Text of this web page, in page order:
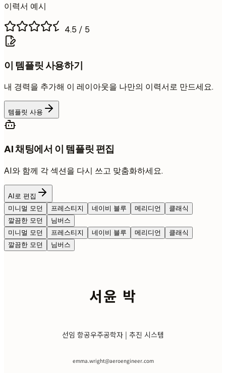
이력서 예시
4.5 / 5
이 템플릿 사용하기
내 경력을 추가해 이 레이아웃을 나만의 이력서로 만드세요.
템플릿 사용
AI 채팅에서 이 템플릿 편집
AI와 함께 각 섹션을 다시 쓰고 맞춤화하세요.
AI로 편집
미니멀 모던
프레스티지 네이비 블루 메리디언
클래식
깔끔한 모던
님버스
미니멀 모던
프레스티지 네이비 블루 메리디언
클래식
깔끔한 모던
님버스
서윤 박
선임 항공우주공학자 | 추진 시스템
emma.wright@aeroengineer.com